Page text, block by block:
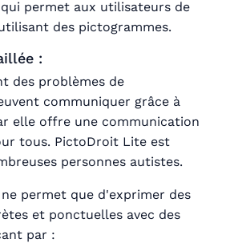
permet aux utilisateurs de
des pictogrammes.
:
des problèmes de
communiquer grâce à
elle offre une communication
tous. PictoDroit Lite est
personnes autistes.
permet que d'exprimer des
et ponctuelles avec des
par :